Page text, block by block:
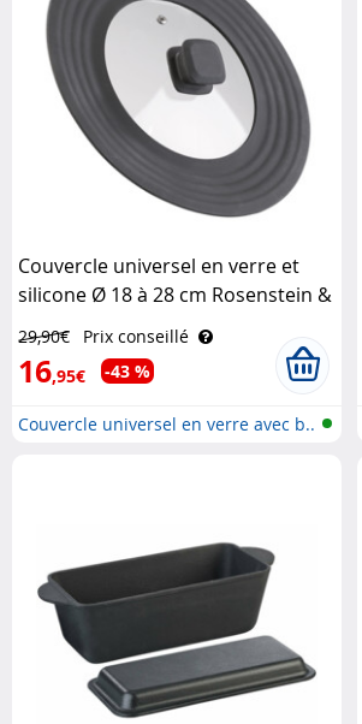
Couvercle universel en verre et
silicone Ø 18 à 28 cm Rosenstein &
29,90€ Prix conseillé
16,95€ -43 %
Couvercle universel en verre avec b..